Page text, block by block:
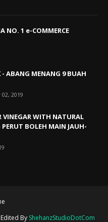
NO. 1 e-COMMERCE
- ABANG MENANG 9 BUAH
2019
VINEGAR WITH NATURAL
BOLEH MAIN JAUH-
By ShehanzStudioDotCom